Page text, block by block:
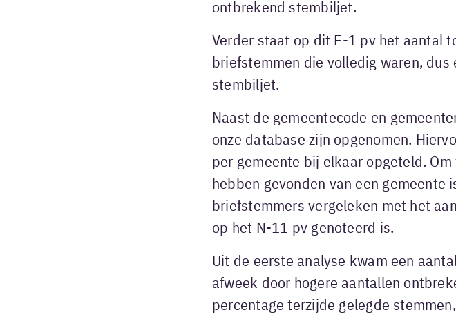
ontbrekend stembiljet.
Verder staat op dit E-1 pv het aantal
briefstemmen die volledig waren,
stembiljet.
Naast de gemeentecode en
onze database zijn opgenomen.
per gemeente bij elkaar opgeteld.
hebben gevonden van een
briefstemmers vergeleken met het
op het N-11 pv genoteerd is.
Uit de eerste analyse kwam een
afweek door hogere aantallen
percentage terzijde gelegde